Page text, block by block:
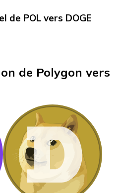
de POL vers DOGE
de Polygon vers